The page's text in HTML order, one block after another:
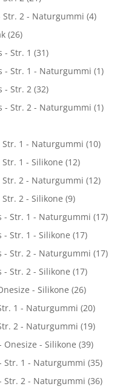
Str. 2 - Naturgummi (4)
(26)
- Str. 1 (31)
- Str. 1 - Naturgummi (1)
- Str. 2 (32)
- Str. 2 - Naturgummi (1)
Str. 1 - Naturgummi (10)
Str. 1 - Silikone (12)
Str. 2 - Naturgummi (12)
Str. 2 - Silikone (9)
- Str. 1 - Naturgummi (17)
- Str. 1 - Silikone (17)
- Str. 2 - Naturgummi (17)
- Str. 2 - Silikone (17)
- Silikone (26)
1 - Naturgummi (20)
2 - Naturgummi (19)
Onesize - Silikone (39)
Str. 1 - Naturgummi (35)
Str. 2 - Naturgummi (36)